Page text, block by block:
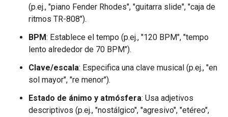
(p.ej., "piano Fender Rhodes", "guitarra slide", "caja de
ritmos TR-808").
BPM: Establece el tempo (p.ej., "120 BPM", "tempo
lento alrededor de 70 BPM").
Clave/escala: Especifica una clave musical (p.ej., "en
sol mayor", "re menor").
Estado de ánimo y atmósfera: Usa adjetivos
descriptivos (p.ej., "nostálgico", "agresivo", "etéreo",